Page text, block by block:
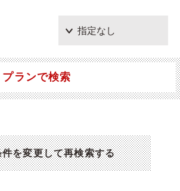
ランで検索
件を変更して再検索する